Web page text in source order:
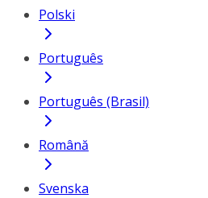
Polski
Português
Português (Brasil)
Română
Svenska